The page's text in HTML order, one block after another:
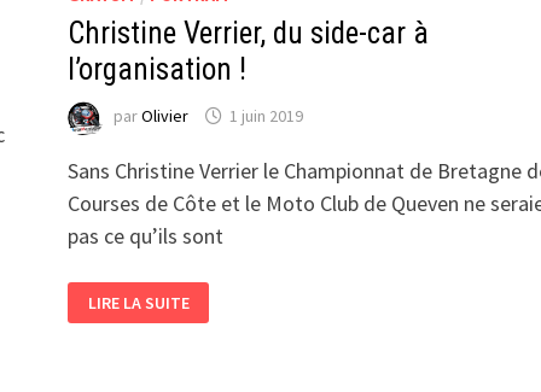
Christine Verrier, du side-car à
l’organisation !
parOlivier 1 juin 2019
Sans Christine Verrier le Championnat de Bretagne
Courses de Côte et le Moto Club de Queven ne
pas ce qu’ils sont
VERRIER,
DU
LIRE LA SUITE